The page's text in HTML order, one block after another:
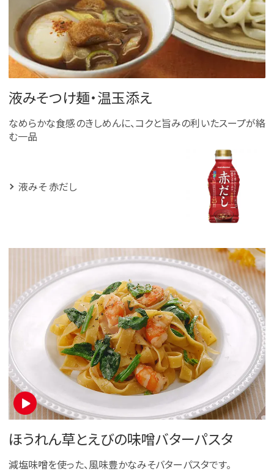
液みそつけ麺・温玉添え
なめらかな食感のきしめんに、コクと旨みの利いたスープが絡
む一品
液みそ 赤だし
ほうれん草とえびの味噌バターパスタ
減塩味噌を使った、風味豊かなみそバターパスタです。